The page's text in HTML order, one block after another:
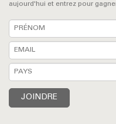
aujourd'hui et entrez pour